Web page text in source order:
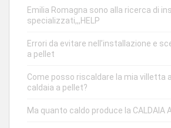
Emilia Romagna sono alla ricerca di
specializzati,,,HELP
Errori da evitare nell’installazione e
a pellet
Come posso riscaldare la mia villetta
caldaia a pellet?
Ma quanto caldo produce la CALDAIA